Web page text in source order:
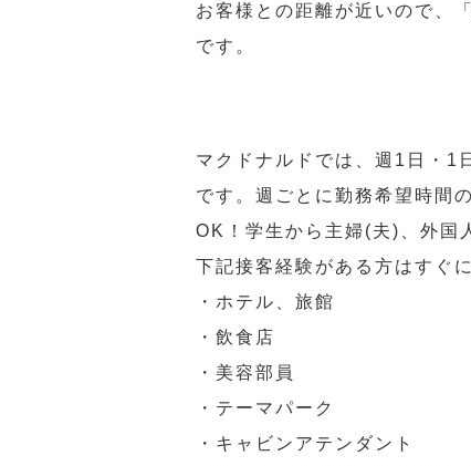
お客様との距離が近いので、
です。
マクドナルドでは、週1日・1
です。週ごとに勤務希望時間
OK！学生から主婦(夫)、外国
下記接客経験がある方はすぐ
・ホテル、旅館
・飲食店
・美容部員
・テーマパーク
・キャビンアテンダント